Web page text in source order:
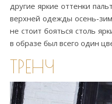
другие яркие оттенки
верхней одежды осень-
не стоит бояться столь
в образе был всего один
ТРЕНЧ